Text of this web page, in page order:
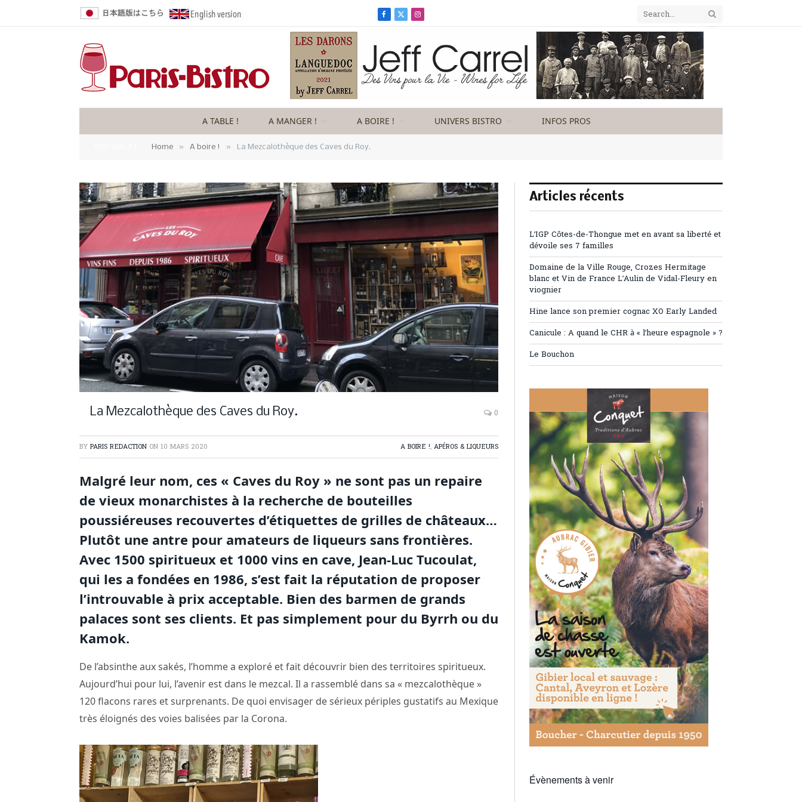
Facebook
X
Instagram
A TABLE ! A MANGER ! A BOIRE ! UNIVERS BISTRO INFOS PROS
Home » A boire ! » La Mezcalothèque des Caves du Roy.
La Mezcalothèque des Caves du Roy. 0
BY PARIS REDACTION ON 10 MARS 2020 A BOIRE !, APÉROS & LIQUEURS
Malgré leur nom, ces « Caves du Roy » ne sont pas un repaire
de vieux monarchistes à la recherche de bouteilles
poussiéreuses recouvertes d’étiquettes de grilles de châteaux…
Plutôt une antre pour amateurs de liqueurs sans frontières.
Avec 1500 spiritueux et 1000 vins en cave, Jean-Luc Tucoulat,
qui les a fondées en 1986, s’est fait la réputation de proposer
l’introuvable à prix acceptable. Bien des barmen de grands
palaces sont ses clients. Et pas simplement pour du Byrrh ou du
Kamok.
De l’absinthe aux sakés, l’homme a exploré et fait découvrir bien des territoires spiritueux.
Aujourd’hui pour lui, l’avenir est dans le mezcal. Il a rassemblé dans sa « mezcalothèque »
120 flacons rares et surprenants. De quoi envisager de sérieux périples gustatifs au Mexique
très éloignés des voies balisées par la Corona.
Articles récents
L’IGP Côtes-de-Thongue met en avant sa liberté et
dévoile ses 7 familles
Domaine de la Ville Rouge, Crozes Hermitage
blanc et Vin de France L’Aulin de Vidal-Fleury en
viognier
Hine lance son premier cognac XO Early Landed
Canicule : A quand le CHR à « l’heure espagnole » ?
Le Bouchon
Évènements à venir